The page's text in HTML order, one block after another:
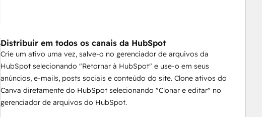
Distribuir em todos os canais da HubSpot
Crie um ativo uma vez, salve-o no gerenciador de arquivos da
HubSpot selecionando "Retornar à HubSpot" e use-o em seus
anúncios, e-mails, posts sociais e conteúdo do site. Clone ativos do
Canva diretamente do HubSpot selecionando "Clonar e editar" no
gerenciador de arquivos do HubSpot.